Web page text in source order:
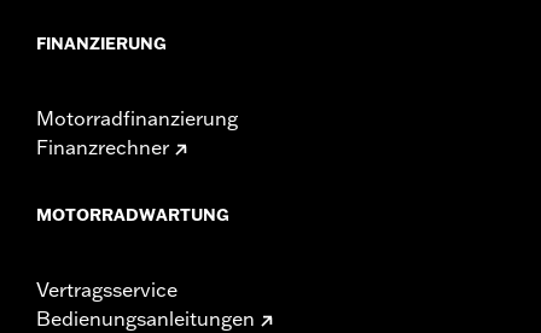
FINANZIERUNG
Motorradfinanzierung
Finanzrechner
MOTORRADWARTUNG
Vertragsservice
Bedienungsanleitungen